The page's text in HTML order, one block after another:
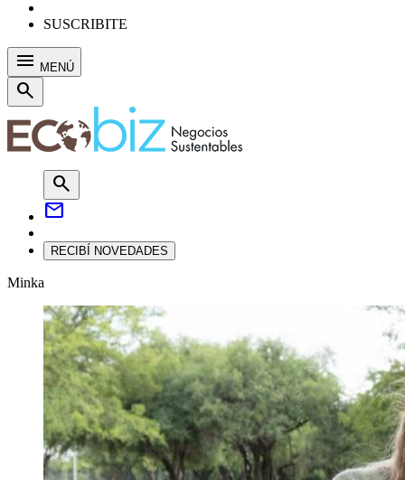
SUSCRIBITE
menu MENÚ
search
search
mail
RECIBÍ NOVEDADES
Minka